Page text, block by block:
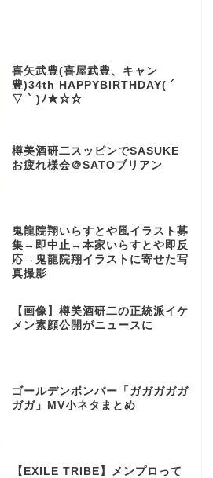
喜矢武豊(喜屋武豊、キャン
豊)34th HAPPYBIRTHDAY( ´
▽ ` )ﾉ★☆☆
樽美酒研二スッピンでSASUKE
お疲れ様会＠SATOブリアン
鬼龍院翔いらすとや風イラスト募
集→即中止→本家いらすとや即反
応→鬼龍院翔イラストに寄せた写
真撮影
【画像】樽美酒研二の正統派イケ
メン素顔公開がニュースに
ゴールデンボンバー「ガガガガガ
ガガ」MV小ネタまとめ
【EXILE TRIBE】メンプロって